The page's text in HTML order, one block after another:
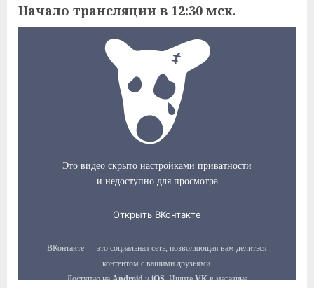
Начало трансляции в 12:30 мск.